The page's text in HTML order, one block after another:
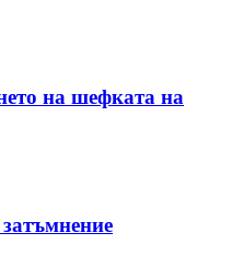
на шефката на